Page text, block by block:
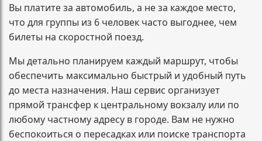
Вы платите за автомобиль, а не за каждое место,
что для группы из 6 человек часто выгоднее, чем
билеты на скоростной поезд.
Мы детально планируем каждый маршрут, чтобы
обеспечить максимально быстрый и удобный путь
до места назначения. Наш сервис организует
прямой трансфер к центральному вокзалу или по
любому частному адресу в городе. Вам не нужно
беспокоиться о пересадках или поиске транспорта